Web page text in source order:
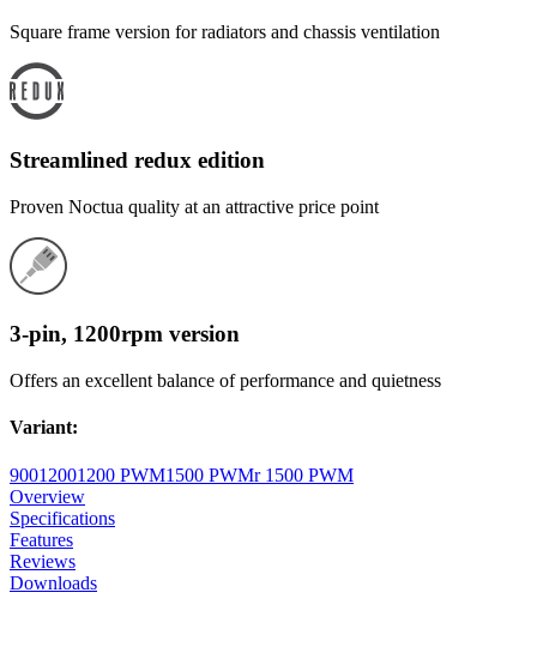
Square frame version for radiators and chassis ventilation
Streamlined redux edition
Proven Noctua quality at an attractive price point
3-pin, 1200rpm version
Offers an excellent balance of performance and quietness
Variant:
90012001200 PWM1500 PWMr 1500 PWM
Overview
Specifications
Features
Reviews
Downloads